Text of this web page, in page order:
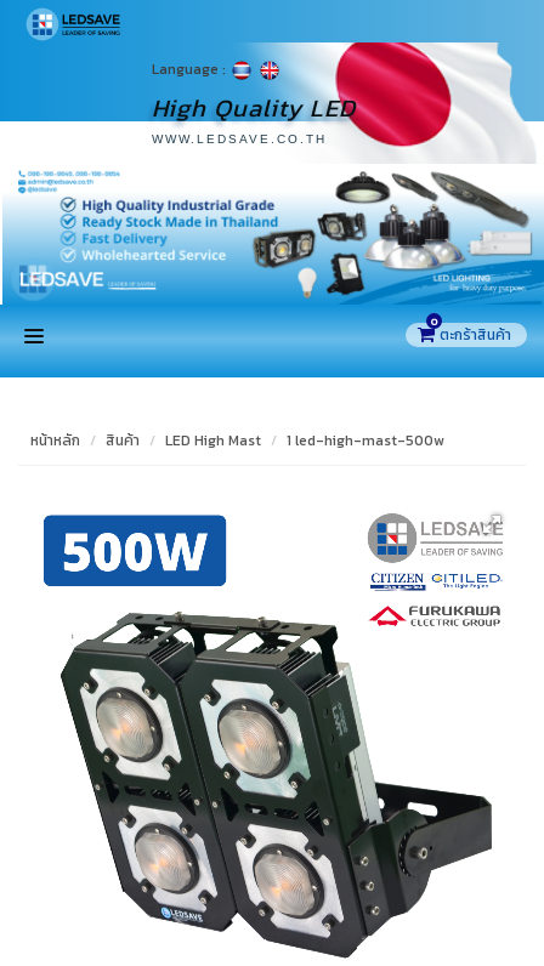
Language :
High Quality LED
WWW.LEDSAVE.CO.TH
0
เกี่ยวกับเรา
ติดต่อเรา
หน้าหลัก สินค้า LED High Mast 1 led-high-mast-500w